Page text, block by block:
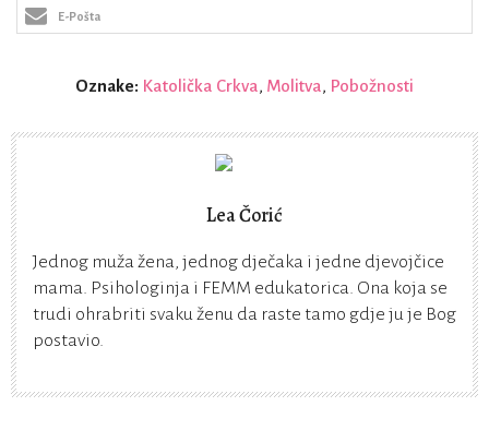
E-Pošta
Oznake: Katolička Crkva, Molitva, Pobožnosti
Lea Čorić
Jednog muža žena, jednog dječaka i jedne djevojčice
mama. Psihologinja i FEMM edukatorica. Ona koja se
trudi ohrabriti svaku ženu da raste tamo gdje ju je Bog
postavio.